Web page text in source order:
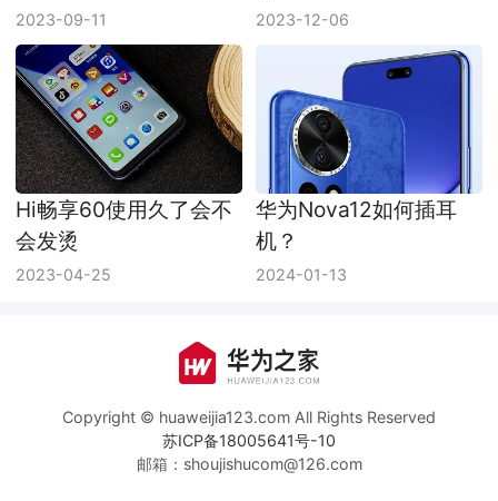
2023-09-11 2023-12-06
Hi畅享60使用久了会不
会发烫
2023-04-25
华为Nova12如何插耳
机？
2024-01-13
Copyright © huaweijia123.com All Rights Reserved
苏ICP备18005641号-10
邮箱：shoujishucom@126.com